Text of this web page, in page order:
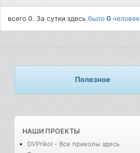
всего 0. За сутки здесьбыло0 человек
Полезное
НАШИ ПРОЕКТЫ
DVPrikol - Все приколы здесь